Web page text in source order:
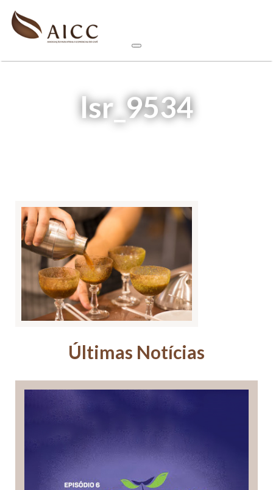
lsr_9534
Últimas Notícias